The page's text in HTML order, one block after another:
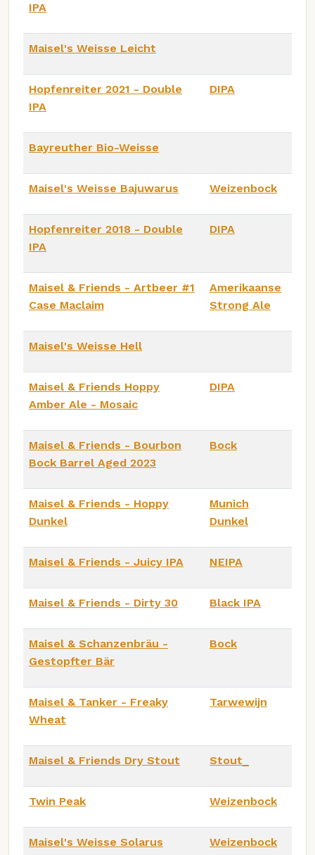
IPA
Maisel's Weisse Leicht
Hopfenreiter 2021 - Double
IPA
DIPA
Bayreuther Bio-Weisse
Maisel's Weisse Bajuwarus Weizenbock
Hopfenreiter 2018 - Double
IPA
DIPA
Maisel & Friends - Artbeer #1
Case Maclaim
Amerikaanse
Strong Ale
Maisel's Weisse Hell
Maisel & Friends Hoppy
Amber Ale - Mosaic
DIPA
Maisel & Friends - Bourbon
Bock Barrel Aged 2023
Bock
Maisel & Friends - Hoppy
Dunkel
Munich
Dunkel
Maisel & Friends - Juicy IPA NEIPA
Maisel & Friends - Dirty 30 Black IPA
Maisel & Schanzenbräu -
Gestopfter Bär
Bock
Maisel & Tanker - Freaky
Wheat
Tarwewijn
Maisel & Friends Dry Stout Stout_
Twin Peak Weizenbock
Maisel's Weisse Solarus Weizenbock